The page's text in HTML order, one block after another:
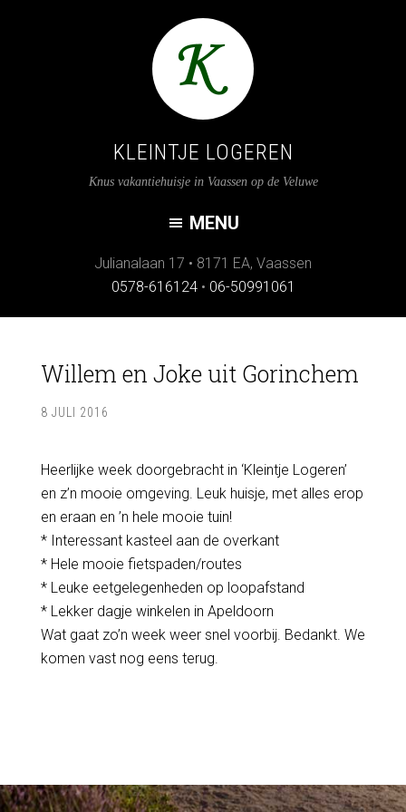
KLEINTJE LOGEREN
Knus vakantiehuisje in Vaassen op de Veluwe
Julianalaan 17 • 8171 EA, Vaassen
0578-616124 • 06-50991061
Willem en Joke uit Gorinchem
8 JULI 2016
Heerlijke week doorgebracht in ‘Kleintje Logeren’
en z’n mooie omgeving. Leuk huisje, met alles erop
en eraan en ’n hele mooie tuin!
* Interessant kasteel aan de overkant
* Hele mooie fietspaden/routes
* Leuke eetgelegenheden op loopafstand
* Lekker dagje winkelen in Apeldoorn
Wat gaat zo’n week weer snel voorbij. Bedankt. We
komen vast nog eens terug.